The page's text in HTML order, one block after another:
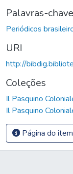
Palavras-chave
Periódicos
URI
http://
Coleções
Il Pasquino
Il Pasquino
Página do